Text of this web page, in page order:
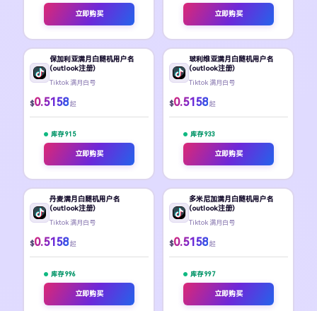
立即购买 立即购买
保加利亚满月白随机用户名
(outlook注册)
Tiktok 满月白号
$0.5158 起
库存 915
立即购买
玻利维亚满月白随机用户名
(outlook注册)
Tiktok 满月白号
$0.5158 起
库存 933
立即购买
丹麦满月白随机用户名
(outlook注册)
Tiktok 满月白号
$0.5158 起
库存 996
立即购买
多米尼加满月白随机用户名
(outlook注册)
Tiktok 满月白号
$0.5158 起
库存 997
立即购买